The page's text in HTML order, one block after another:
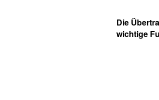
Die
wichtige